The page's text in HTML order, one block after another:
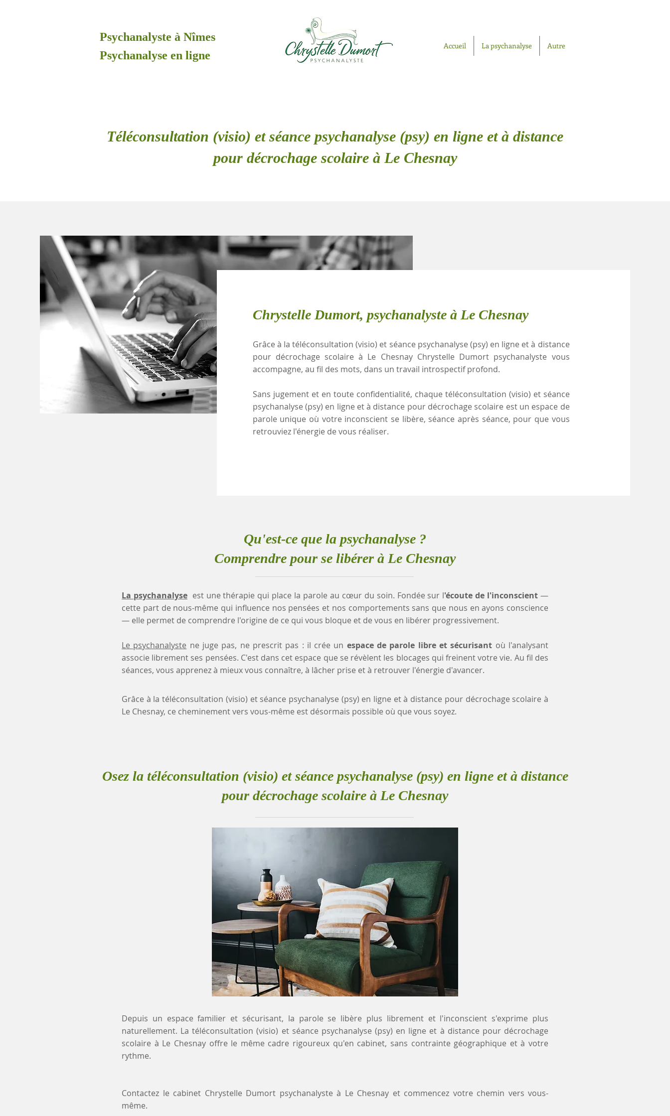
Psychanalyste à Nîmes
Psychanalyse en ligne
Accueil La psychanalyse Autre
Téléconsultation (visio) et séance psychanalyse (psy) en ligne et à distance
pour décrochage scolaire à Le Chesnay
Chrystelle Dumort, psychanalyste à Le Chesnay
Grâce à la téléconsultation (visio) et séance psychanalyse (psy) en ligne et à distance
pour décrochage scolaire à Le Chesnay Chrystelle Dumort psychanalyste vous
accompagne, au fil des mots, dans un travail introspectif profond.
Sans jugement et en toute confidentialité, chaque téléconsultation (visio) et séance
psychanalyse (psy) en ligne et à distance pour décrochage scolaire est un espace de
parole unique où votre inconscient se libère, séance après séance, pour que vous
retrouviez l'énergie de vous réaliser.
Qu'est-ce que la psychanalyse ?
Comprendre pour se libérer à Le Chesnay
La psychanalyse est une thérapie qui place la parole au cœur du soin. Fondée sur l'écoute de l'inconscient—
cette part de nous-même qui influence nos pensées et nos comportements sans que nous en ayons conscience
— elle permet de comprendre l'origine de ce qui vous bloque et de vous en libérer progressivement.
Le psychanalyste ne juge pas, ne prescrit pas : il crée un espace de parole libre et sécurisant où l'analysant
associe librement ses pensées. C'est dans cet espace que se révèlent les blocages qui freinent votre vie. Au fil des
séances, vous apprenez à mieux vous connaître, à lâcher prise et à retrouver l'énergie d'avancer.
Grâce à la téléconsultation (visio) et séance psychanalyse (psy) en ligne et à distance pour décrochage scolaire à
Le Chesnay, ce cheminement vers vous-même est désormais possible où que vous soyez.
Osez la téléconsultation (visio) et séance psychanalyse (psy) en ligne et à distance
pour décrochage scolaire à Le Chesnay
Depuis un espace familier et sécurisant, la parole se libère plus librement et l'inconscient s'exprime plus
naturellement. La téléconsultation (visio) et séance psychanalyse (psy) en ligne et à distance pour décrochage
scolaire à Le Chesnay offre le même cadre rigoureux qu'en cabinet, sans contrainte géographique et à votre
rythme.
Contactez le cabinet Chrystelle Dumort psychanalyste à Le Chesnay et commencez votre chemin vers vous-
même.